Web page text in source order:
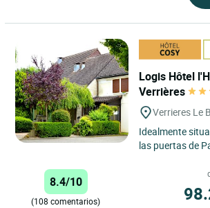
Logis Hôtel
Verrières
Verrieres Le
Idealmente
las puertas de
le da la
8.4/10
(108 comentarios)